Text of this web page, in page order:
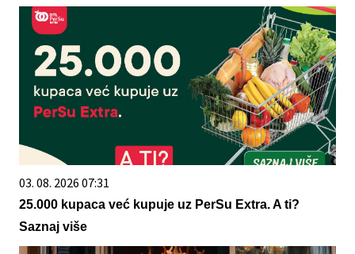
03. 08. 2026 07:31
25.000 kupaca već kupuje uz PerSu Extra. A ti?
Saznaj više